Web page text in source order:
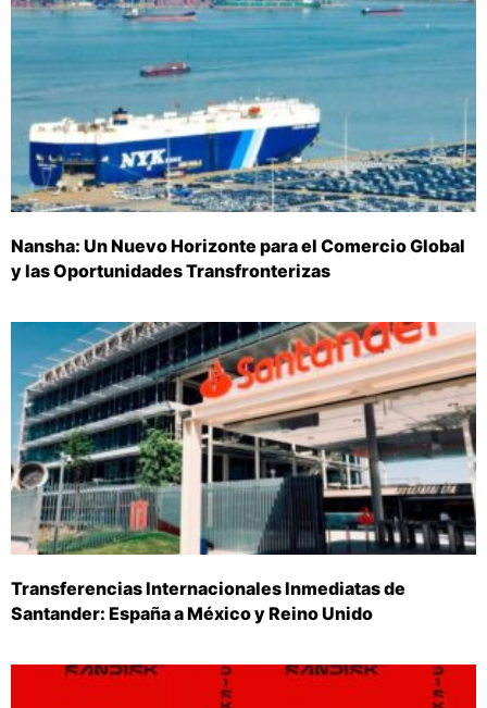
Nansha: Un Nuevo Horizonte para el Comercio Global
y las Oportunidades Transfronterizas
Transferencias Internacionales Inmediatas de
Santander: España a México y Reino Unido